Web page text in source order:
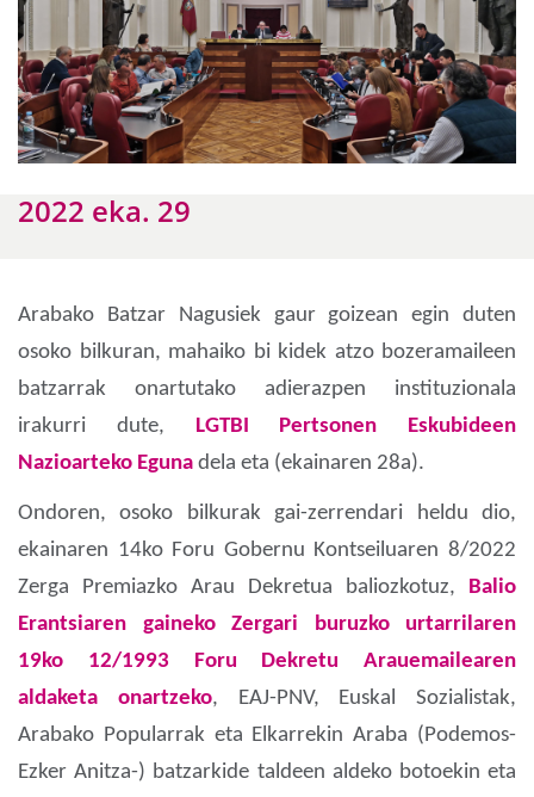
2022 eka. 29
Arabako Batzar Nagusiek gaur goizean egin duten
osoko bilkuran, mahaiko bi kidek atzo bozeramaileen
batzarrak onartutako adierazpen instituzionala
irakurri dute, LGTBI Pertsonen Eskubideen
Nazioarteko Eguna dela eta (ekainaren 28a).
Ondoren, osoko bilkurak gai-zerrendari heldu dio,
ekainaren 14ko Foru Gobernu Kontseiluaren 8/2022
Zerga Premiazko Arau Dekretua baliozkotuz, Balio
Erantsiaren gaineko Zergari buruzko urtarrilaren
19ko 12/1993 Foru Dekretu Arauemailearen
aldaketa onartzeko, EAJ-PNV, Euskal Sozialistak,
Arabako Popularrak eta Elkarrekin Araba (Podemos-
Ezker Anitza-) batzarkide taldeen aldeko botoekin eta